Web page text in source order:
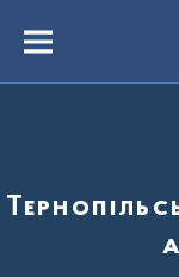
вмістуMenu